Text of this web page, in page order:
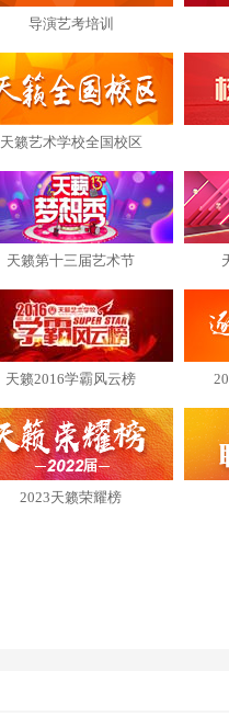
导演艺考培训
天籁艺术学校全国校区
天籁第十三届艺术节
天籁2016学霸风云榜
2023天籁荣耀榜